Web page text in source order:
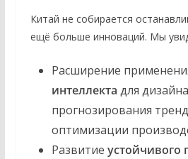
Китай не собирается
ещё больше инноваций. Мы
Расширение
интеллекта для
прогнозирования
оптимизации
Развитие устойчивого